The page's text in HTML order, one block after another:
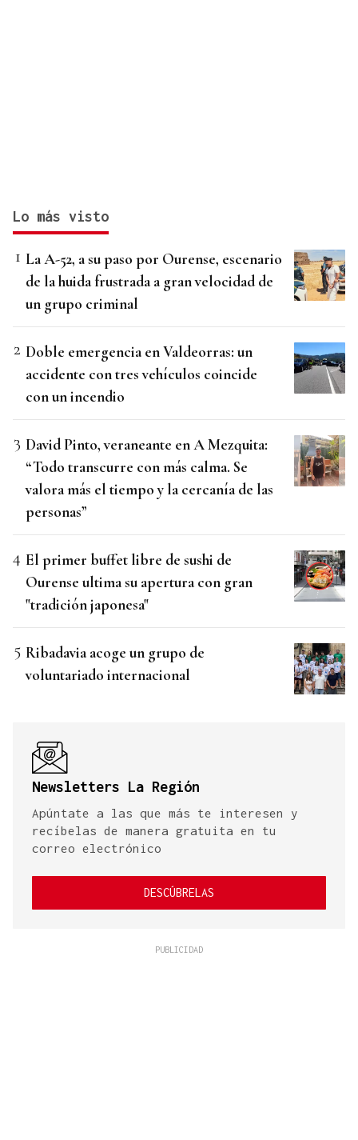
Lo más visto
La A-52, a su paso por Ourense, escenario
de la huida frustrada a gran velocidad de
un grupo criminal
Doble emergencia en Valdeorras: un
accidente con tres vehículos coincide
con un incendio
David Pinto, veraneante en A Mezquita:
“Todo transcurre con más calma. Se
valora más el tiempo y la cercanía de las
personas”
El primer buffet libre de sushi de
Ourense ultima su apertura con gran
"tradición japonesa"
Ribadavia acoge un grupo de
voluntariado internacional
Newsletters La Región
Apúntate a las que más te interesen y
recíbelas de manera gratuita en tu
correo electrónico
DESCÚBRELAS